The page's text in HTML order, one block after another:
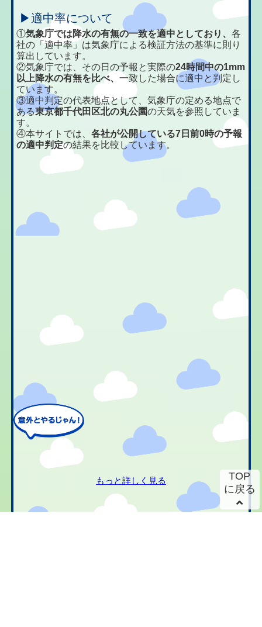
▶適中率について
①気象庁では降水の有無の一致を適中としており、各
社の「適中率」は気象庁による検証方法の基準に則り
算出しています。
②気象庁では、その日の予報と実際の24時間中の1mm
以上降水の有無を比べ、一致した場合に適中と判定し
ています。
③適中判定の代表地点として、気象庁の定める地点で
ある東京都千代田区北の丸公園の天気を参照していま
す。
④本サイトでは、各社が公開している7日前0時の予報
の適中判定の結果を比較しています。
もっと詳しく見る
TOP
に戻る